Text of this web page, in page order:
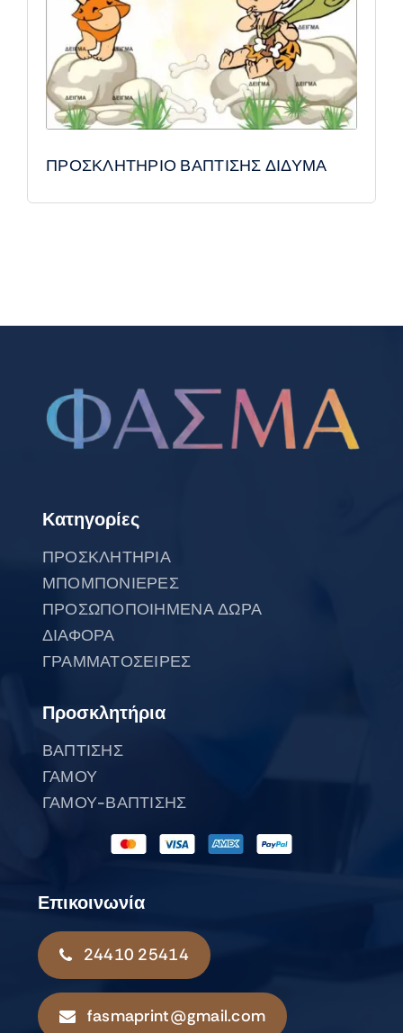
ΠΡΟΣΚΛΗΤΗΡΙΟ ΒΑΠΤΙΣΗΣ ΔΙΔΥΜΑ
Κατηγορίες
ΠΡΟΣΚΛΗΤΗΡΙΑ
ΜΠΟΜΠΟΝΙΕΡΕΣ
ΠΡΟΣΩΠΟΠΟΙΗΜΕΝΑ ΔΩΡΑ
ΔΙΑΦΟΡΑ
ΓΡΑΜΜΑΤΟΣΕΙΡΕΣ
Προσκλητήρια
ΒΑΠΤΙΣΗΣ
ΓΑΜΟΥ
ΓΑΜΟΥ-ΒΑΠΤΙΣΗΣ
Επικοινωνία
24410 25414
fasmaprint@gmail.com